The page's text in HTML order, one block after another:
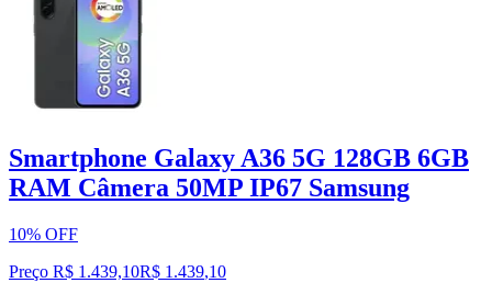
Smartphone Galaxy A36 5G 128GB 6GB
RAM Câmera 50MP IP67 Samsung
10% OFF
Preço R$ 1.439,10R$ 1.439,10